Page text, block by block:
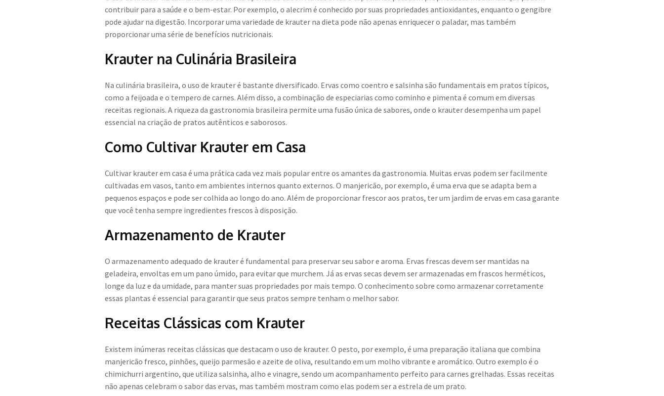
contribuir para a saúde e o bem-estar. Por exemplo, o alecrim é conhecido por suas propriedades antioxidantes, enquanto o gengibre
pode ajudar na digestão. Incorporar uma variedade de krauter na dieta pode não apenas enriquecer o paladar, mas também
proporcionar uma série de benefícios nutricionais.
Krauter na Culinária Brasileira
Na culinária brasileira, o uso de krauter é bastante diversificado. Ervas como coentro e salsinha são fundamentais em pratos típicos,
como a feijoada e o tempero de carnes. Além disso, a combinação de especiarias como cominho e pimenta é comum em diversas
receitas regionais. A riqueza da gastronomia brasileira permite uma fusão única de sabores, onde o krauter desempenha um papel
essencial na criação de pratos autênticos e saborosos.
Como Cultivar Krauter em Casa
Cultivar krauter em casa é uma prática cada vez mais popular entre os amantes da gastronomia. Muitas ervas podem ser facilmente
cultivadas em vasos, tanto em ambientes internos quanto externos. O manjericão, por exemplo, é uma erva que se adapta bem a
pequenos espaços e pode ser colhida ao longo do ano. Além de proporcionar frescor aos pratos, ter um jardim de ervas em casa garante
que você tenha sempre ingredientes frescos à disposição.
Armazenamento de Krauter
O armazenamento adequado de krauter é fundamental para preservar seu sabor e aroma. Ervas frescas devem ser mantidas na
geladeira, envoltas em um pano úmido, para evitar que murchem. Já as ervas secas devem ser armazenadas em frascos herméticos,
longe da luz e da umidade, para manter suas propriedades por mais tempo. O conhecimento sobre como armazenar corretamente
essas plantas é essencial para garantir que seus pratos sempre tenham o melhor sabor.
Receitas Clássicas com Krauter
Existem inúmeras receitas clássicas que destacam o uso de krauter. O pesto, por exemplo, é uma preparação italiana que combina
manjericão fresco, pinhões, queijo parmesão e azeite de oliva, resultando em um molho vibrante e aromático. Outro exemplo é o
chimichurri argentino, que utiliza salsinha, alho e vinagre, sendo um acompanhamento perfeito para carnes grelhadas. Essas receitas
não apenas celebram o sabor das ervas, mas também mostram como elas podem ser a estrela de um prato.